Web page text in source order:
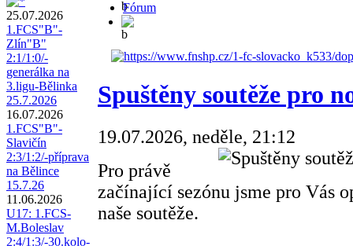
25.07.2026
1.FCS"B"-
Zlín"B"
2:1/1:0/-
generálka na
3.ligu-Bělinka
25.7.2026
16.07.2026
1.FCS"B"-
Slavičín
2:3/1:2/-příprava
na Bělince
15.7.26
11.06.2026
U17: 1.FCS-
M.Boleslav
2:4/1:3/-30.kolo-
Fórum
Spuštěny soutěže pro
19.07.2026, neděle, 21:12
Pro právě
začínající sezónu jsme pro Vás
naše soutěže.